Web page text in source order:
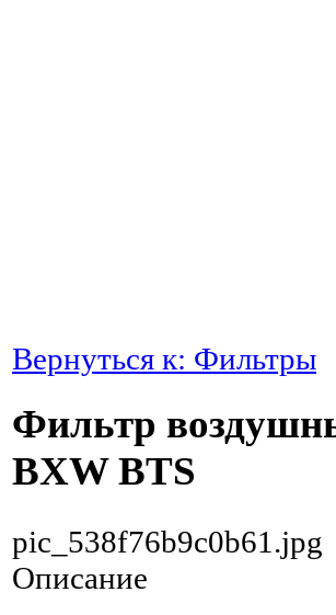
Вернуться к: Фильтры
Фильтр
BXW BTS
pic_538f76b9c0b61.jpg
Описание